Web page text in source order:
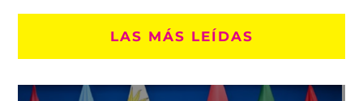
LAS MÁS LEÍDAS